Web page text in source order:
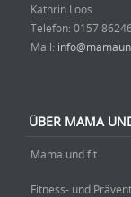
Kathrin Loos
Telefon: ‭0157
Mail:
ÜBER MAMA
Mama und fit
Fitness- und